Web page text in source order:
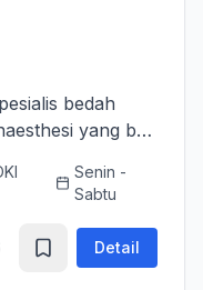
bedah
yang bs
bergabung
Senin -
Sabtu
Detail